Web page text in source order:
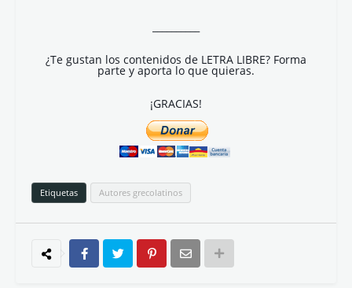
¿Te gustan los contenidos de LETRA LIBRE? Forma
parte y aporta lo que quieras.
¡GRACIAS!
Etiquetas Autores grecolatinos